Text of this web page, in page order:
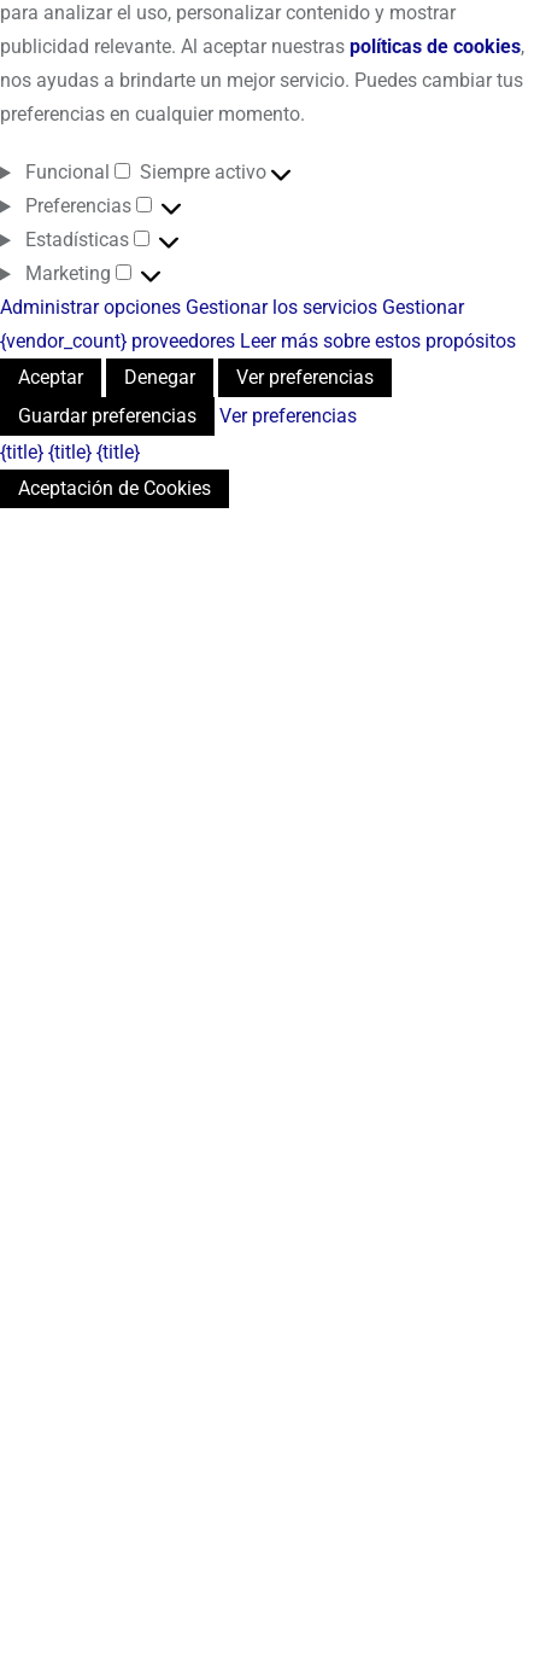
para analizar el uso, personalizar contenido y mostrar
publicidad relevante. Al aceptar nuestras políticas de cookies,
nos ayudas a brindarte un mejor servicio. Puedes cambiar tus
preferencias en cualquier momento.
Funcional
Siempre activo
Preferencias
Estadísticas
Marketing
Administrar opciones Gestionar los servicios Gestionar
{vendor_count} proveedores Leer más sobre estos propósitos
Aceptar
Denegar
Ver preferencias
Guardar preferencias
Ver preferencias
{title} {title} {title}
Aceptación de Cookies